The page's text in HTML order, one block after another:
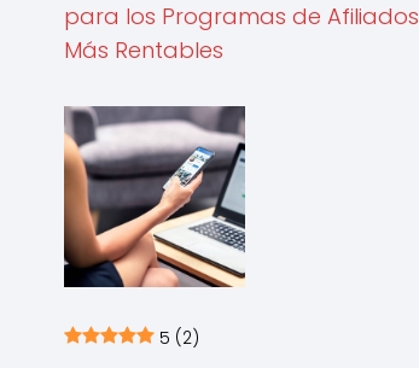
para los Programas de Afiliados
Más Rentables
5 (2)